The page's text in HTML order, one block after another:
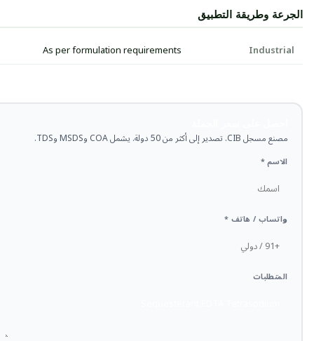
الجرعة وطريقة التطبيق
Industrial
As per formulation requirements
مصنع مسجل CIB. تصدير إلى أكثر من 50 دولة. يشمل COA وMSDS وTDS.
الاسم *
واتساب / هاتف *
المتطلبات